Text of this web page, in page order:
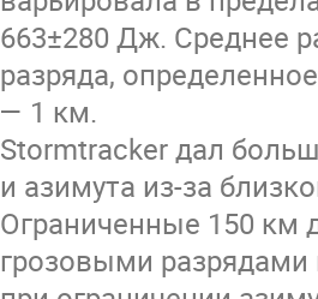
663±280 Дж. Среднее
разряда,
— 1 км.
Stormtracker дал
и азимута из-за
Ограниченные 150 км
грозовыми разрядами